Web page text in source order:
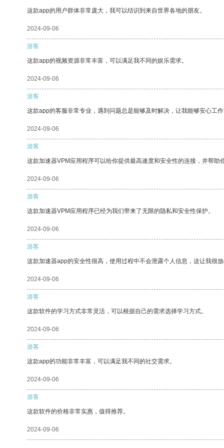
这款app的用户群体非常庞大，我可以结识到来自世界各地的朋友。
2024-09-06
游客
这款app的视频资源非常丰富，可以满足我不同的娱乐需求。
2024-09-06
游客
这款app的客服非常专业，遇到问题总是能够及时解决，让我能够安心工作
2024-09-06
游客
这款加速器VPM应用程序可以给你提供最高速度和安全性的连接，并帮助
2024-09-06
游客
这款加速器VPM应用程序已经为我们带来了无限的隐私和安全性保护。
2024-09-06
游客
这款加速器app的安全性很高，使用过程中不会泄露个人信息，这让我很
2024-09-06
游客
这款软件的学习方式非常灵活，可以根据自己的需求选择学习方式。
2024-09-06
游客
这款app的功能非常丰富，可以满足我不同的社交需求。
2024-09-06
游客
这款软件的价格非常实惠，值得推荐。
2024-09-06